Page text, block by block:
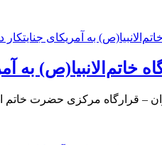
خاتم‌الانبیا(ص) به
– قرارگاه مرکزی حضرت خاتم‌